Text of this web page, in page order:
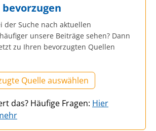
bevorzugen
der Suche nach aktuellen
unsere Beiträge sehen? Dann
zu Ihren bevorzugten Quellen
Quelle auswählen
das? Häufige Fragen: Hier